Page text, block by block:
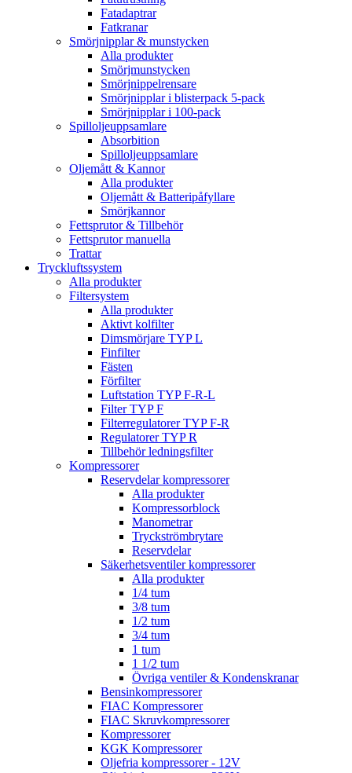
Fatadaptrar
Fatkranar
Smörjnipplar & munstycken
Alla produkter
Smörjmunstycken
Smörjnippelrensare
Smörjnipplar i blisterpack 5-pack
Smörjnipplar i 100-pack
Spilloljeuppsamlare
Absorbition
Spilloljeuppsamlare
Oljemått & Kannor
Alla produkter
Oljemått & Batteripåfyllare
Smörjkannor
Fettsprutor & Tillbehör
Fettsprutor manuella
Trattar
Tryckluftssystem
Alla produkter
Filtersystem
Alla produkter
Aktivt kolfilter
Dimsmörjare TYP L
Finfilter
Fästen
Förfilter
Luftstation TYP F-R-L
Filter TYP F
Filterregulatorer TYP F-R
Regulatorer TYP R
Tillbehör ledningsfilter
Kompressorer
Reservdelar kompressorer
Alla produkter
Kompressorblock
Manometrar
Tryckströmbrytare
Reservdelar
Säkerhetsventiler kompressorer
Alla produkter
1/4 tum
3/8 tum
1/2 tum
3/4 tum
1 tum
1 1/2 tum
Övriga ventiler & Kondenskranar
Bensinkompressorer
FIAC Kompressorer
FIAC Skruvkompressorer
Kompressorer
KGK Kompressorer
Oljefria kompressorer - 12V